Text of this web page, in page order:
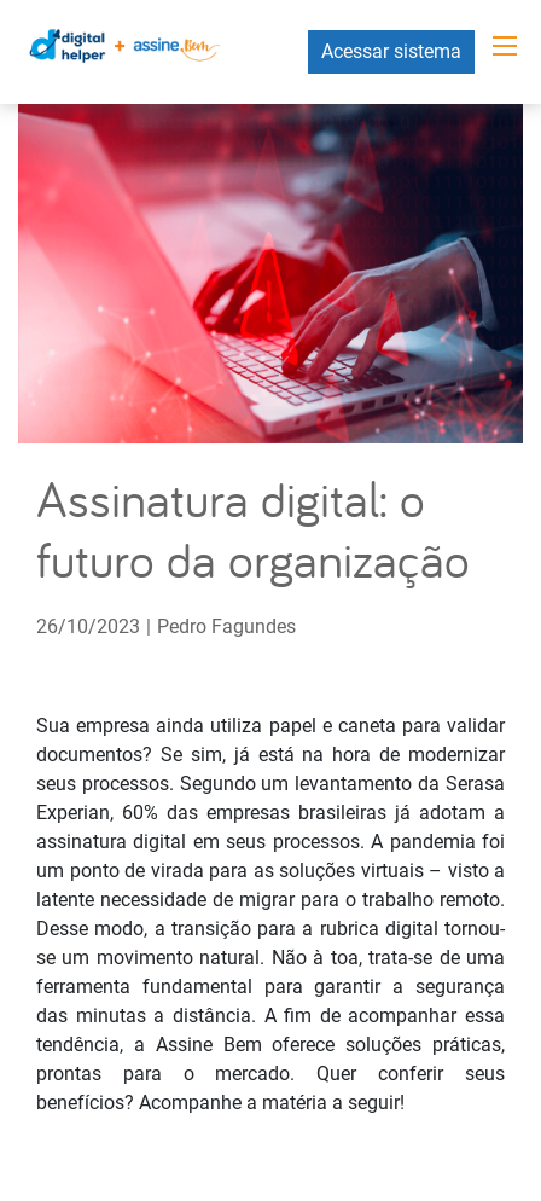
Acessar sistema
Assinatura digital: o
futuro da organização
26/10/2023 | Pedro Fagundes
Sua empresa ainda utiliza papel e caneta para validar
documentos? Se sim, já está na hora de modernizar
seus processos. Segundo um levantamento da Serasa
Experian, 60% das empresas brasileiras já adotam a
assinatura digital em seus processos. A pandemia foi
um ponto de virada para as soluções virtuais – visto a
latente necessidade de migrar para o trabalho remoto.
Desse modo, a transição para a rubrica digital tornou-
se um movimento natural. Não à toa, trata-se de uma
ferramenta fundamental para garantir a segurança
das minutas a distância. A fim de acompanhar essa
tendência, a Assine Bem oferece soluções práticas,
prontas para o mercado. Quer conferir seus
benefícios? Acompanhe a matéria a seguir!